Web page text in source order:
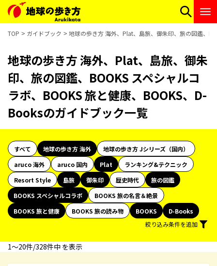
TOP ガイドブック 地球の歩き方 海外、Plat、島旅、御朱印、旅の図鑑、
地球の歩き方 海外、Plat、島旅、御朱
印、旅の図鑑、BOOKS スペシャルコ
ラボ、BOOKS 旅と健康、BOOKS、D-
Booksのガイドブック一覧
すべて 地球の歩き方 海外
地球の歩き方 Jシリーズ（国内）
aruco 海外
aruco 国内 Plat
ランキング&テクニック
Resort Style
島旅 御朱印 歴史時代
旅の図鑑
BOOKS スペシャルコラボ
BOOKS 旅の名言＆絶景
BOOKS 旅と健康
BOOKS 旅の読み物 BOOKS
D-Books
絞り込み条件を追加
1〜20件/328件中 を表示